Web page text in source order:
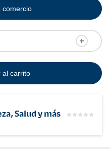
al carrito
comercio
Salud y más